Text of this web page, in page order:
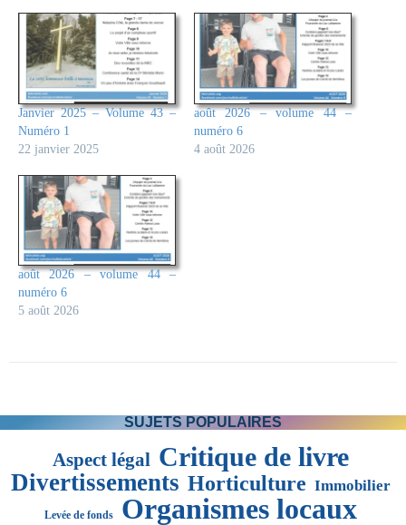
Janvier 2025 – Volume 43 –
Numéro 1
22 janvier 2025
août 2026 – volume 44 –
numéro 6
4 août 2026
août 2026 – volume 44 –
numéro 6
5 août 2026
SUJETS POPULAIRES
Aspect légal Critique de livre
Divertissements Horticulture Immobilier
Levée de fonds Organismes locaux